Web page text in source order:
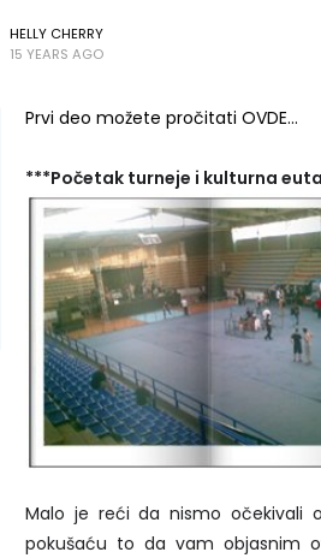
HELLY CHERRY
15 YEARS AGO
Prvi deo možete pročitati OVDE...
***Početak turneje i kulturna
Malo je reći da nismo očekivali
pokušaću to da vam objasnim